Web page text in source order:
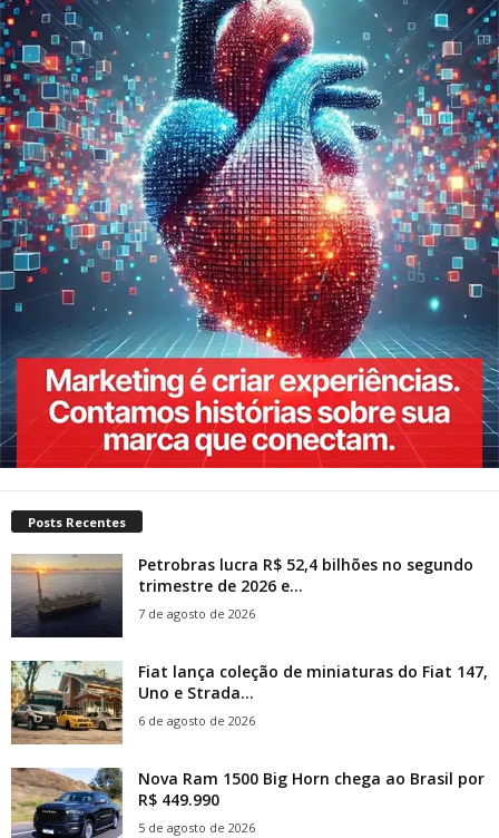
Posts Recentes
Petrobras lucra R$ 52,4 bilhões no segundo
trimestre de 2026 e...
7 de agosto de 2026
Fiat lança coleção de miniaturas do Fiat 147,
Uno e Strada...
6 de agosto de 2026
Nova Ram 1500 Big Horn chega ao Brasil por
R$ 449.990
5 de agosto de 2026